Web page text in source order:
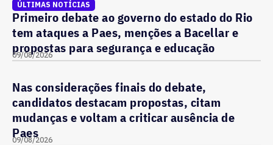
ÚLTIMAS NOTÍCIAS
Primeiro debate ao governo do estado do Rio
tem ataques a Paes, menções a Bacellar e
propostas para segurança e educação
09/08/2026
Nas considerações finais do debate,
candidatos destacam propostas, citam
mudanças e voltam a criticar ausência de
Paes
09/08/2026